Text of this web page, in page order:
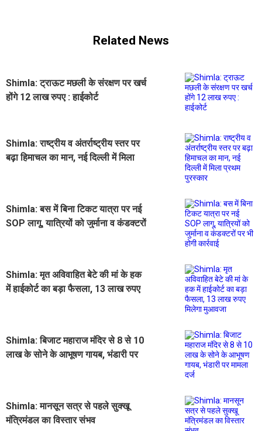
Related News
Shimla: ट्राऊट मछली के संरक्षण पर खर्च
होंगे 12 लाख रुपए : हाईकोर्ट
Shimla: राष्ट्रीय व अंतर्राष्ट्रीय स्तर पर
बढ़ा हिमाचल का मान, नई दिल्ली में मिला
Shimla: बस में बिना टिकट यात्रा पर नई
SOP लागू, यात्रियों को जुर्माना व कंडक्टरों
Shimla: मृत अविवाहित बेटे की मां के हक
में हाईकोर्ट का बड़ा फैसला, 13 लाख रुपए
Shimla: बिजाट महाराज मंदिर से 8 से 10
लाख के सोने के आभूषण गायब, भंडारी पर
Shimla: मानसून सत्र से पहले सुक्खू
मंत्रिमंडल का विस्तार संभव